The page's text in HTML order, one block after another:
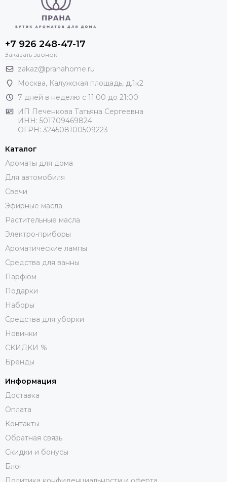
+7 926 248-47-17
Заказать звонок
zakaz@pranahome.ru
Москва, Калужская площадь, д.1к2
7 дней в неделю с 11:00 до 21:00
ИП Печенкова Татьяна Сергеевна
ИНН: 501709469824
ОГРН: 324508100509223
Каталог
Ароматы для дома
Для автомобиля
Свечи
Эфирные масла
Растительные масла
Электро-приборы
Ароматические лампы
Средства для ванны
Парфюм
Подарки
Наборы
Средства для уборки
Новинки
СКИДКИ %
Бренды
Информация
Доставка
Оплата
Контакты
Обратная связь
Скидки и бонусы
Блог